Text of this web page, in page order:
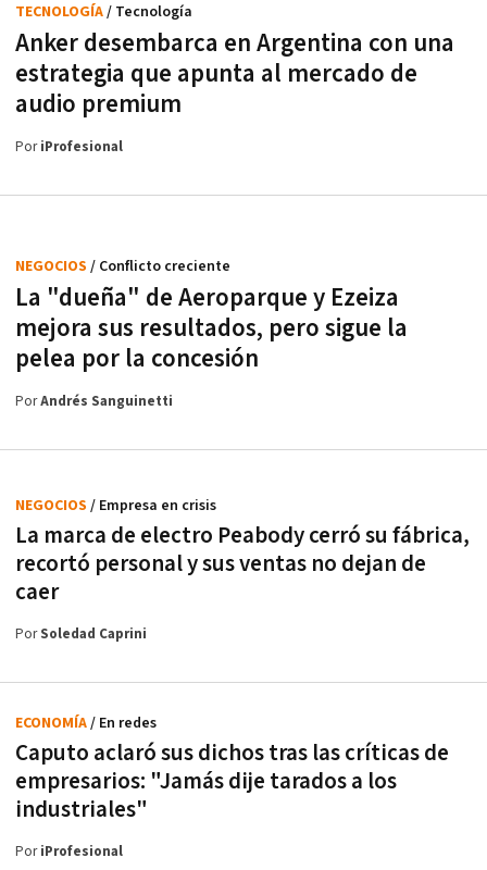
Anker desembarca en Argentina con una
estrategia que apunta al mercado de
audio premium
TECNOLOGÍA/ Tecnología
PoriProfesional
La "dueña" de Aeroparque y Ezeiza
mejora sus resultados, pero sigue la
pelea por la concesión
NEGOCIOS / Conflicto creciente
PorAndrés Sanguinetti
La marca de electro Peabody cerró su fábrica,
recortó personal y sus ventas no dejan de
caer
NEGOCIOS / Empresa en crisis
PorSoledad Caprini
Caputo aclaró sus dichos tras las críticas de
empresarios: "Jamás dije tarados a los
industriales"
ECONOMÍA/ En redes
PoriProfesional